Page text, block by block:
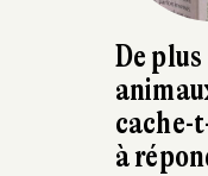
De
cache-
à